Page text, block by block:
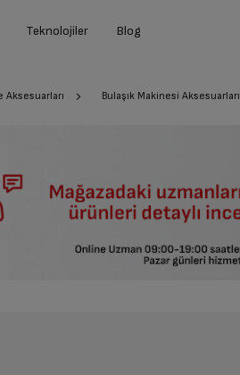
Teknolojiler Blog
Aksesuarları Bulaşık Makinesi Aksesuarları